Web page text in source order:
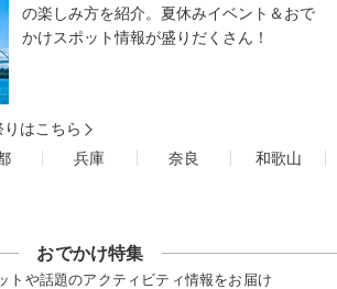
の楽しみ方を紹介。夏休みイベント＆おで
かけスポット情報が盛りだくさん！
はこちら
兵庫 奈良
和歌山
おでかけ特集
トや話題のアクティビティ情報をお届け